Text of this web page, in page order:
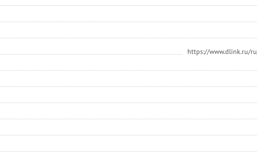
https://www.dlink.ru/